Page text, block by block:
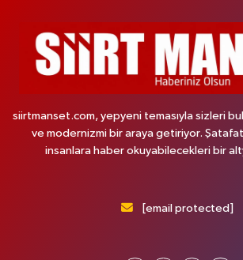
siirtmanset.com, yepyeni temasıyla sizleri
ve modernizmi bir araya getiriyor.
insanlara haber okuyabilecekleri bir
[email protected]